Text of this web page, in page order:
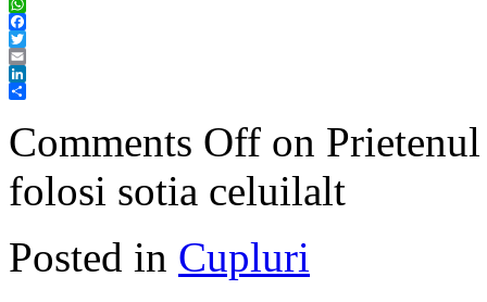
WhatsApp
Facebook
Twitter
Email
LinkedIn
Comments Off on Prietenul
folosi sotia celuilalt
Posted in Cupluri